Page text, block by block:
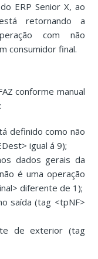
ERP Senior X, ao
retornando a
com não
consumidor final.
conforme manual
definido como não
igual á 9);
dados gerais da
é uma operação
diferente de 1);
saída (tag <tpNF>
de exterior (tag